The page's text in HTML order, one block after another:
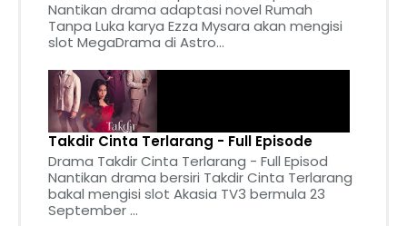
Nantikan drama adaptasi novel Rumah
Tanpa Luka karya Ezza Mysara akan mengisi
slot MegaDrama di Astro...
Takdir Cinta Terlarang - Full Episode
Drama Takdir Cinta Terlarang - Full Episod
Nantikan drama bersiri Takdir Cinta Terlarang
bakal mengisi slot Akasia TV3 bermula 23
September ...